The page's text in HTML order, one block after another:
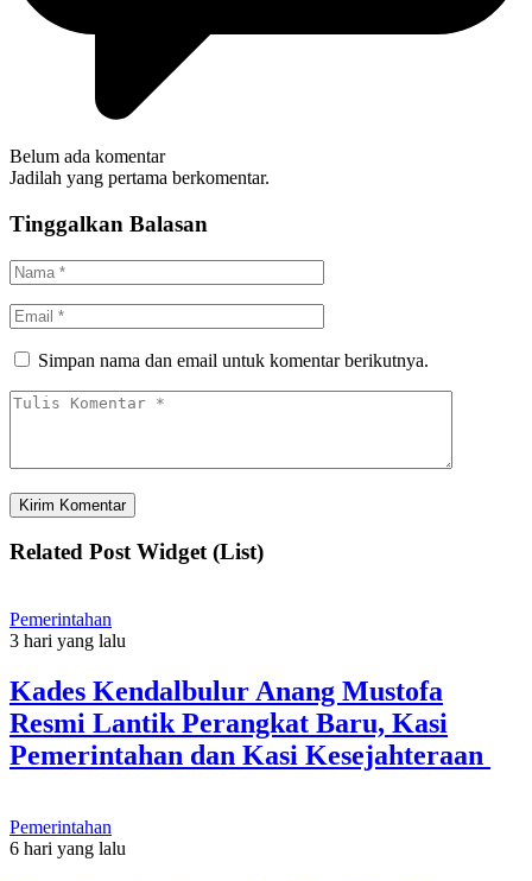
Belum ada komentar
Jadilah yang pertama berkomentar.
Tinggalkan Balasan
Simpan nama dan email untuk komentar berikutnya.
Related Post Widget (List)
Pemerintahan
3 hari yang lalu
Kades Kendalbulur Anang Mustofa
Resmi Lantik Perangkat Baru, Kasi
Pemerintahan dan Kasi Kesejahteraan
Pemerintahan
6 hari yang lalu